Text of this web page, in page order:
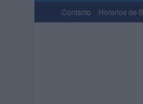
Contacto Horarios de